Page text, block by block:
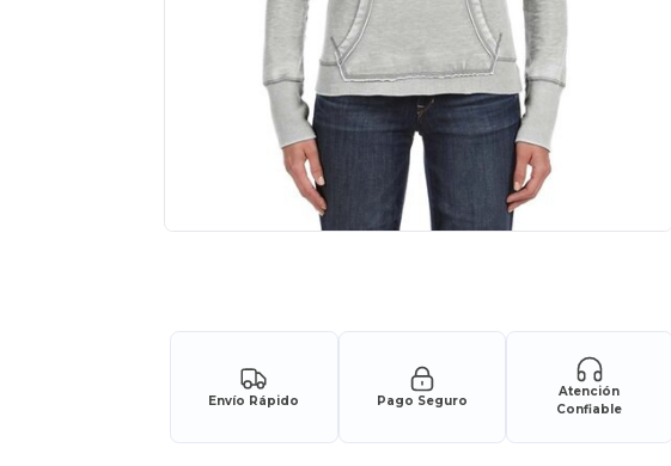
Envío Rápido Pago Seguro
Atención
Confiable